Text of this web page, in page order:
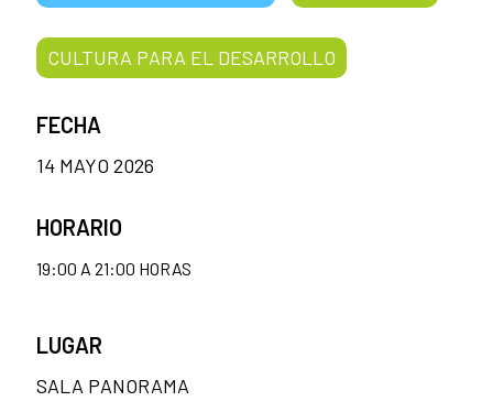
CULTURA PARA EL DESARROLLO
FECHA
14 MAYO 2026
HORARIO
19:00 A 21:00 HORAS
LUGAR
SALA PANORAMA